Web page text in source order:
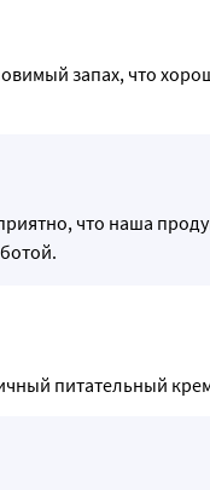
запах, что
что наша
питательный